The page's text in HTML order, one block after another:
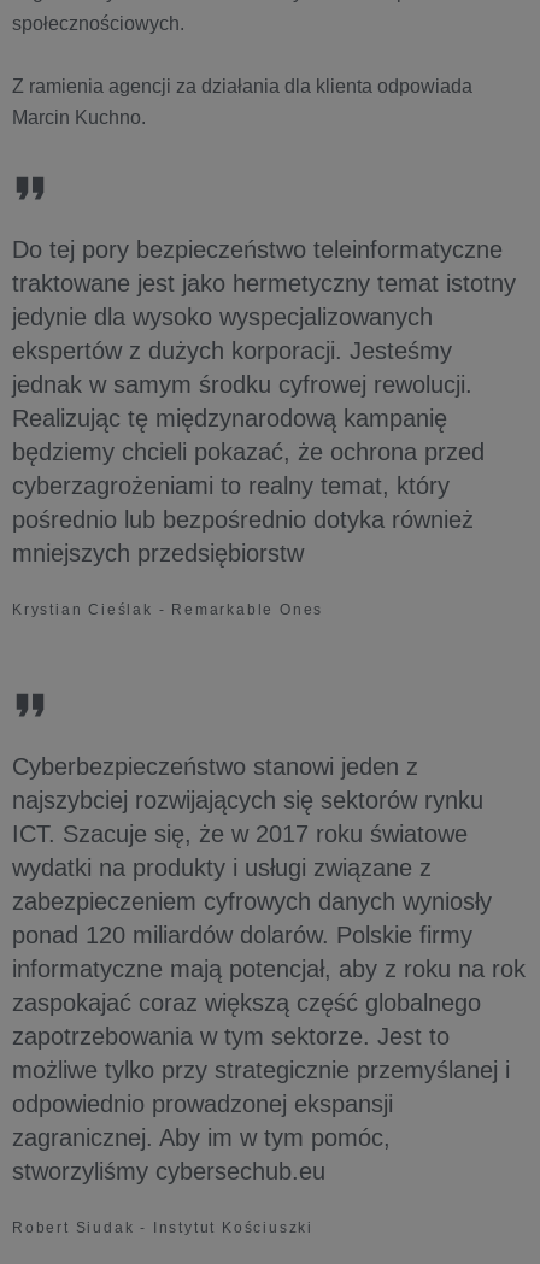
społecznościowych.
Z ramienia agencji za działania dla klienta odpowiada
Marcin Kuchno.
Do tej pory bezpieczeństwo teleinformatyczne
traktowane jest jako hermetyczny temat istotny
jedynie dla wysoko wyspecjalizowanych
ekspertów z dużych korporacji. Jesteśmy
jednak w samym środku cyfrowej rewolucji.
Realizując tę międzynarodową kampanię
będziemy chcieli pokazać, że ochrona przed
cyberzagrożeniami to realny temat, który
pośrednio lub bezpośrednio dotyka również
mniejszych przedsiębiorstw
Krystian Cieślak - Remarkable Ones
Cyberbezpieczeństwo stanowi jeden z
najszybciej rozwijających się sektorów rynku
ICT. Szacuje się, że w 2017 roku światowe
wydatki na produkty i usługi związane z
zabezpieczeniem cyfrowych danych wyniosły
ponad 120 miliardów dolarów. Polskie firmy
informatyczne mają potencjał, aby z roku na rok
zaspokajać coraz większą część globalnego
zapotrzebowania w tym sektorze. Jest to
możliwe tylko przy strategicznie przemyślanej i
odpowiednio prowadzonej ekspansji
zagranicznej. Aby im w tym pomóc,
stworzyliśmy cybersechub.eu
Robert Siudak - Instytut Kościuszki